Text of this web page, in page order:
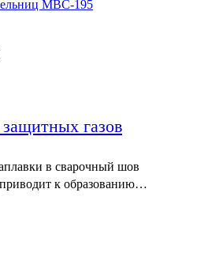
МВС-195
газов
в сварочный шов
к образованию…